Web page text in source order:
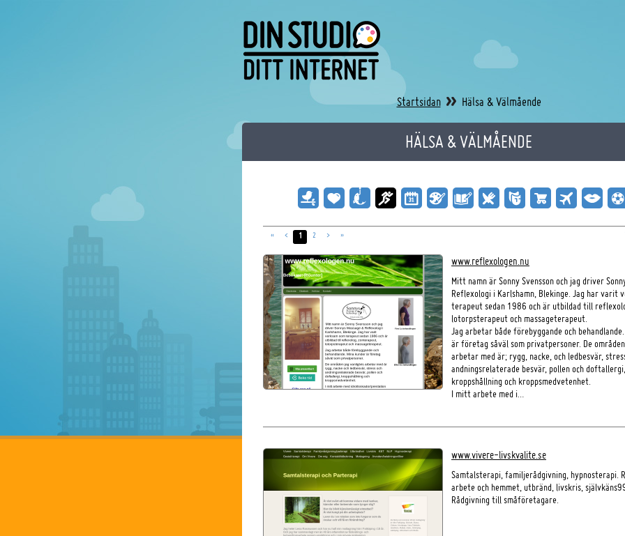
Startsidan Hälsa & Välmående
HÄLSA & VÄLMÅENDE
« < 1 2 > »
www.reflexologen.nu
Mitt namn är Sonny Svensson och jag driver
Reflexologi i Karlshamn, Blekinge. Jag har varit
terapeut sedan 1986 och är utbildad till
lotorpsterapeut och massageterapeut.
Jag arbetar både förebyggande och
är företag såväl som privatpersoner. De
arbetar med är; rygg, nacke, och ledbesvär,
andningsrelaterade besvär, pollen och doftallergi,
kroppshållning och kroppsmedvetenhet.
I mitt arbete med i…
www.vivere-livskvalite.se
Samtalsterapi, familjerådgivning, hypnosterapi.
arbete och hemmet, utbränd, livskris,
Rådgivning till småföretagare.